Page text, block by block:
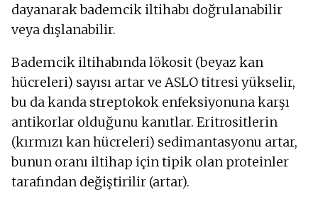
dayanarak bademcik iltihabı doğrulanabilir
veya dışlanabilir.
Bademcik iltihabında lökosit (beyaz kan
hücreleri) sayısı artar ve ASLO titresi yükselir,
bu da kanda streptokok enfeksiyonuna karşı
antikorlar olduğunu kanıtlar. Eritrositlerin
(kırmızı kan hücreleri) sedimantasyonu artar,
bunun oranı iltihap için tipik olan proteinler
tarafından değiştirilir (artar).